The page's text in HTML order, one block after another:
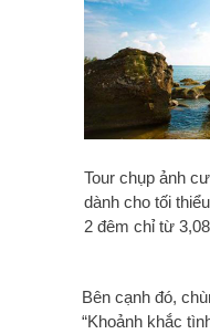
Tour chụp ảnh
dành cho tối
2 đêm chỉ từ
Bên cạnh đó,
“Khoảnh khắc